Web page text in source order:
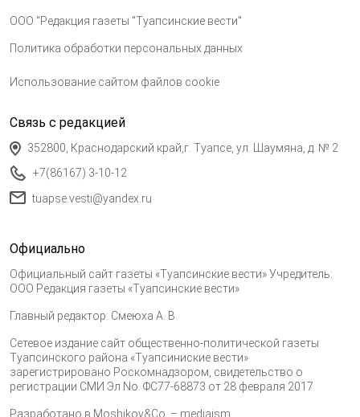
ООО "Редакция газеты "Туапсинские вести"
Политика обработки персональных данных
Использование сайтом файлов cookie
Связь с редакцией
352800, Краснодарский край,г. Туапсе, ул. Шаумяна, д. № 2
+7(86167) 3-10-12
tuapse.vesti@yandex.ru
Официально
Официальный сайт газеты «Туапсинские вести» Учредитель:
ООО Редакция газеты «Туапсинские вести»
Главный редактор: Смеюха А. В.
Сетевое издание сайт общественно-политической газеты
Туапсинского района «Туапсиниские вести»
зарегистрировано Роскомнадзором, свидетельство о
регистрации СМИ Эл No. ФС77-68873 от 28 февраля 2017
Разработано в Moshikov&Co. – mediaism